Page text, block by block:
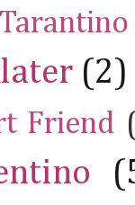
(2)
Friend